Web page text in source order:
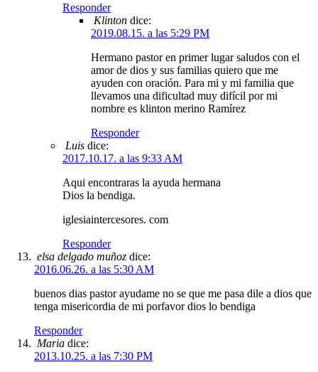
Responder
Klinton dice:
2019.08.15. a las 5:29 PM
Hermano pastor en primer lugar saludos con el
amor de dios y sus familias quiero que me
ayuden con oración. Para mi y mi familia que
llevamos una dificultad muy difícil por mi
nombre es klinton merino Ramírez
Responder
Luis dice:
2017.10.17. a las 9:33 AM
Aqui encontraras la ayuda hermana
Dios la bendiga.
iglesiaintercesores. com
Responder
elsa delgado muñoz dice:
2016.06.26. a las 5:30 AM
buenos dias pastor ayudame no se que me pasa dile a dios que
tenga misericordia de mi porfavor dios lo bendiga
Responder
Maria dice:
2013.10.25. a las 7:30 PM